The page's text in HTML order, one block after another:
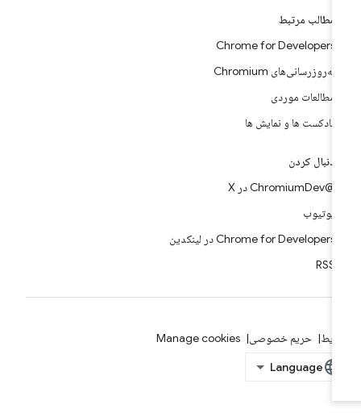
مطالب مرتبط
Chrome for Developers
به‌روزرسانی‌های Chromium
مطالعات موردی
پادکست ها و نمایش ها
دنبال کردن
یوتیوب
Chrome for Developers در لینکدین
حریم خصوصی Manage cookies